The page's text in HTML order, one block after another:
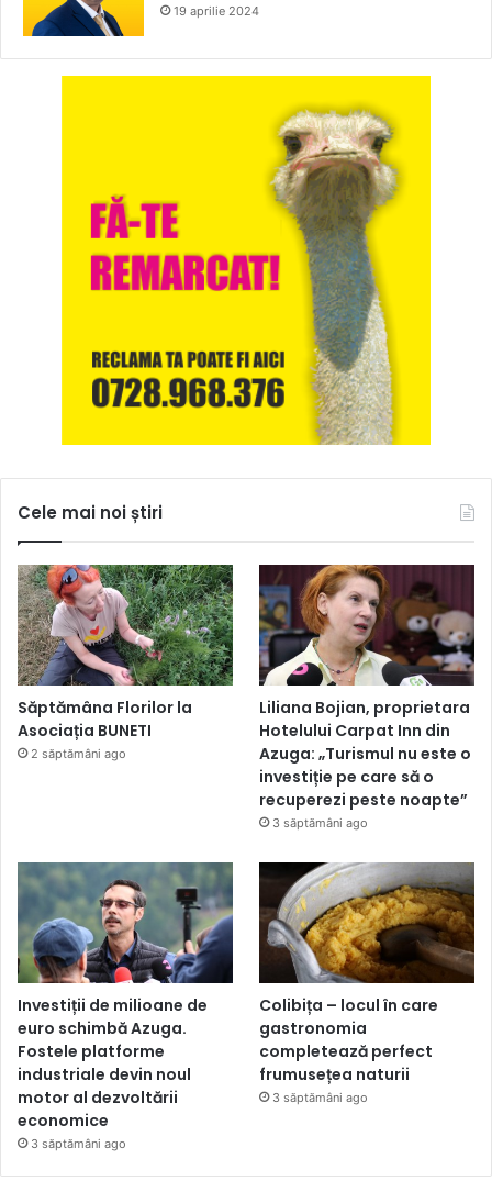
19 aprilie 2024
Cele mai noi știri
Săptămâna Florilor la
Asociația BUNETI
2 săptămâni ago
Liliana Bojian, proprietara
Hotelului Carpat Inn din
Azuga: „Turismul nu este o
investiție pe care să o
recuperezi peste noapte”
3 săptămâni ago
Investiții de milioane de
euro schimbă Azuga.
Fostele platforme
industriale devin noul
motor al dezvoltării
economice
3 săptămâni ago
Colibița – locul în care
gastronomia
completează perfect
frumusețea naturii
3 săptămâni ago